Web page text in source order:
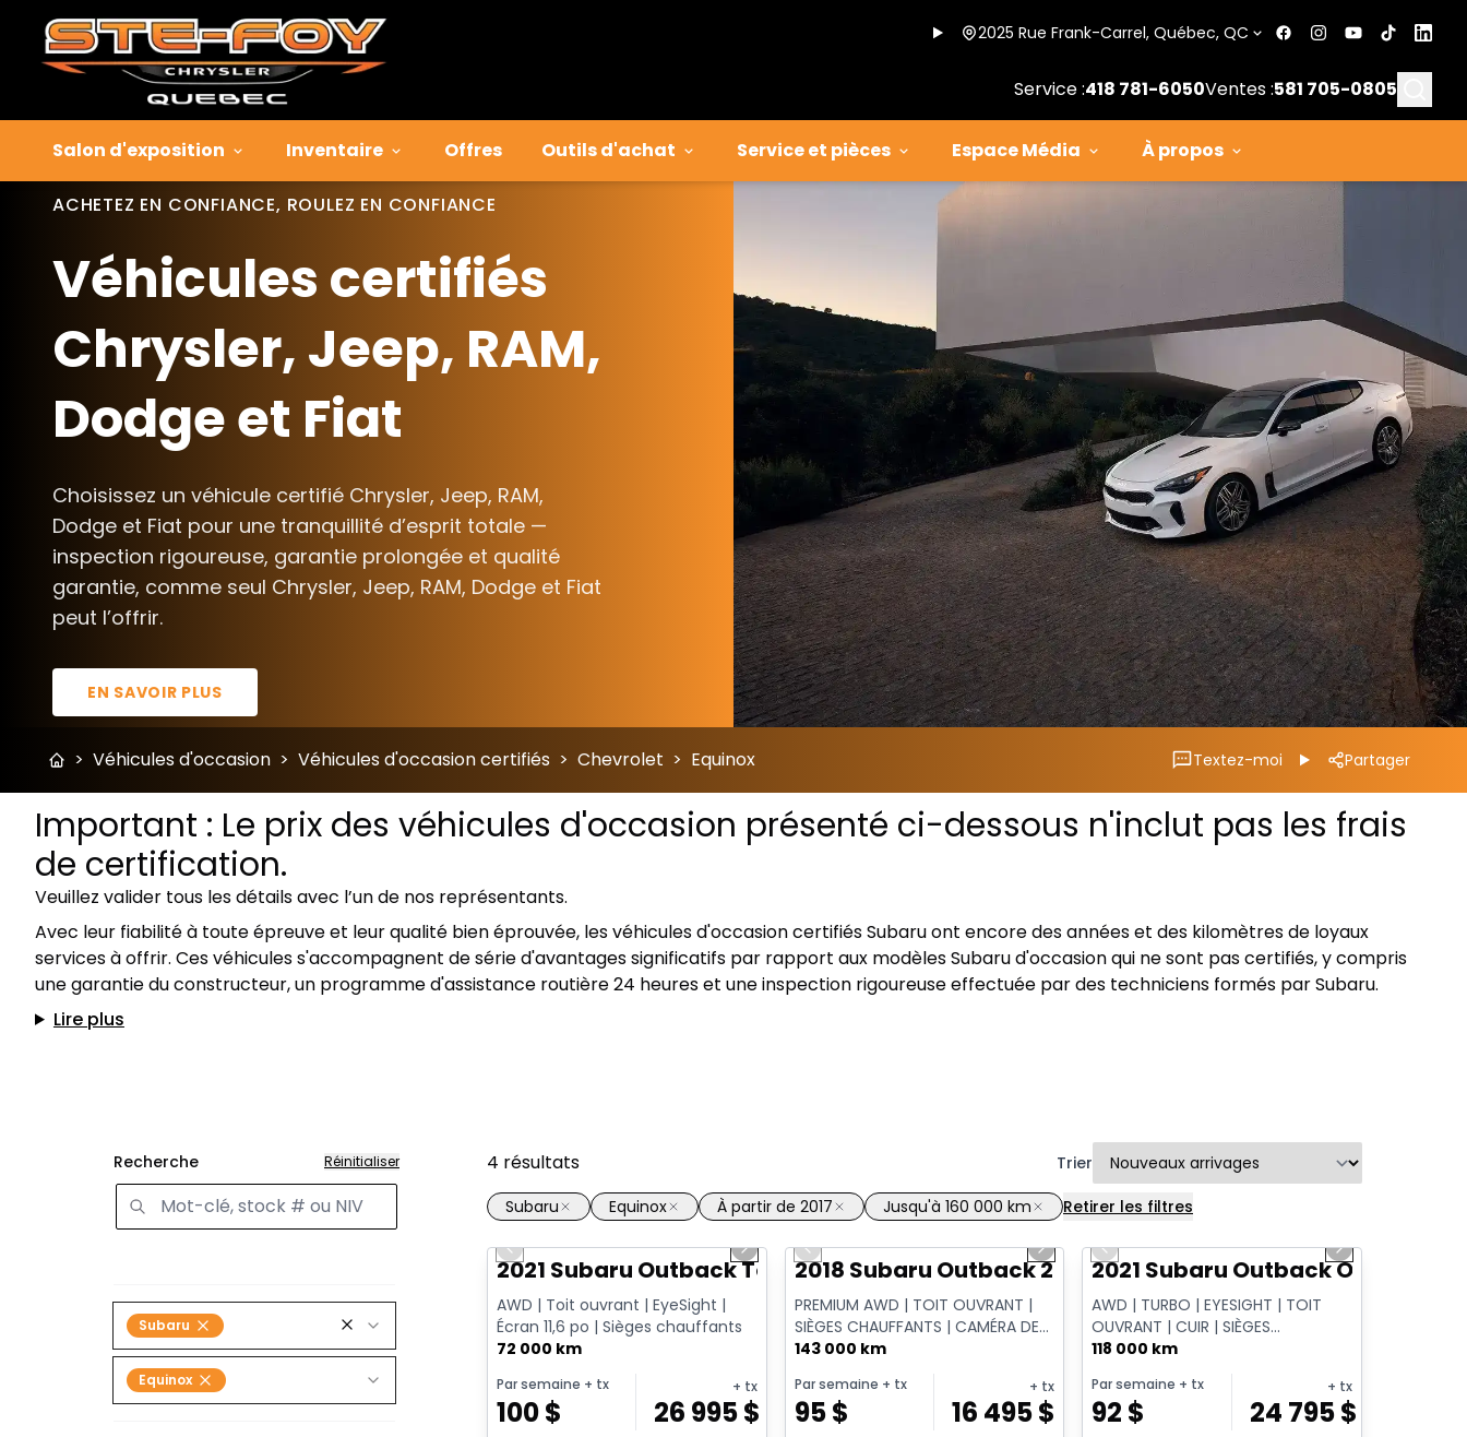
2025 Rue Frank-Carrel, Québec, QC
Service :418 781-6050Ventes :581 705-0805
Salon d'exposition Inventaire Offres Outils d'achat Service et pièces Espace Média À propos
ACHETEZ EN CONFIANCE, ROULEZ EN CONFIANCE
Véhicules certifiés
Chrysler, Jeep, RAM,
Dodge et Fiat
Choisissez un véhicule certifié Chrysler, Jeep, RAM,
Dodge et Fiat pour une tranquillité d’esprit totale —
inspection rigoureuse, garantie prolongée et qualité
garantie, comme seul Chrysler, Jeep, RAM, Dodge et Fiat
peut l’offrir.
EN SAVOIR PLUS
> Véhicules d'occasion > Véhicules d'occasion certifiés > Chevrolet > Equinox Textez-moi Partager
Important : Le prix des véhicules d'occasion présenté ci-dessous n'inclut pas les frais
de certification.
Veuillez valider tous les détails avec l’un de nos représentants.
Avec leur fiabilité à toute épreuve et leur qualité bien éprouvée, les véhicules d'occasion certifiés Subaru ont encore des années et des kilomètres de loyaux
services à offrir. Ces véhicules s'accompagnent de série d'avantages significatifs par rapport aux modèles Subaru d'occasion qui ne sont pas certifiés, y compris
une garantie du constructeur, un programme d'assistance routière 24 heures et une inspection rigoureuse effectuée par des techniciens formés par Subaru.
Lire plus
Recherche Réinitialiser
Subaru
Equinox
4 résultats
Trier
Subaru
Equinox À partir de 2017 Jusqu'à 160 000 km Retirer les filtres
1/14
Previous slide
Next slide
2021 Subaru Outback Touring
AWD | Toit ouvrant | EyeSight |
Écran 11,6 po | Sièges chauffants
72 000 km
Par semaine + tx
100$
+ tx
26 995$
1/11
Previous slide
Next slide
2018 Subaru Outback 2.5i Touring
PREMIUM AWD | TOIT OUVRANT |
SIÈGES CHAUFFANTS | CAMÉRA DE
RECUL | APPLE CARPLAY | HAYON
143 000 km
Par semaine + tx
95$
+ tx
16 495$
Vidéo disponible
Previous slide
Next slide
2021 Subaru Outback Outdoor XT
AWD | TURBO | EYESIGHT | TOIT
OUVRANT | CUIR | SIÈGES
CHAUFFANTS | APPLE CARPLAY |
CAMÉRA | HAYON ÉL...
118 000 km
Par semaine + tx
92 $
+ tx
24 795$